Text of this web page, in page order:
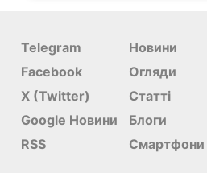
Telegram
Facebook
X (Twitter)
Google Новини
RSS
Новини
Огляди
Статті
Блоги
Смартфони